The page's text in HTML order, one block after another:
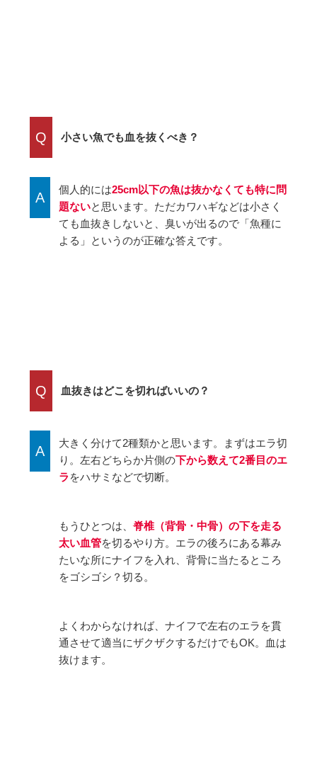
Q 小さい魚でも血を抜くべき？
A
個人的には25cm以下の魚は抜かなくても特に問
題ないと思います。ただカワハギなどは小さく
ても血抜きしないと、臭いが出るので「魚種に
よる」というのが正確な答えです。
Q 血抜きはどこを切ればいいの？
A
大きく分けて2種類かと思います。まずはエラ切
り。左右どちらか片側の下から数えて2番目のエ
ラをハサミなどで切断。
もうひとつは、脊椎（背骨・中骨）の下を走る
太い血管を切るやり方。エラの後ろにある幕み
たいな所にナイフを入れ、背骨に当たるところ
をゴシゴシ？切る。
よくわからなければ、ナイフで左右のエラを貫
通させて適当にザクザクするだけでもOK。血は
抜けます。